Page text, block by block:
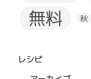
無料 秋
レシピ